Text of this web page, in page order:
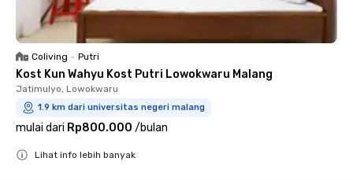
Coliving • Putri
Kost Kun Wahyu Kost Putri Lowokwaru Malang
Jatimulyo, Lowokwaru
1.9 km dari universitas negeri malang
mulai dari Rp800.000 /bulan
Lihat info lebih banyak